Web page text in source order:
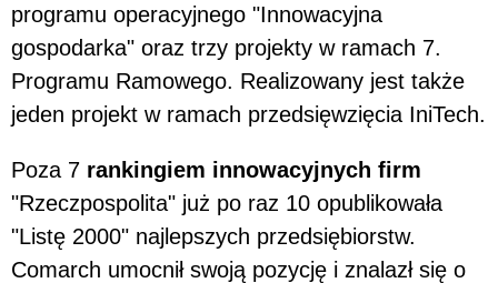
programu operacyjnego "Innowacyjna
gospodarka" oraz trzy projekty w ramach 7.
Programu Ramowego. Realizowany jest także
jeden projekt w ramach przedsięwzięcia IniTech.
Poza 7 rankingiem innowacyjnych firm
"Rzeczpospolita" już po raz 10 opublikowała
"Listę 2000" najlepszych przedsiębiorstw.
Comarch umocnił swoją pozycję i znalazł się o